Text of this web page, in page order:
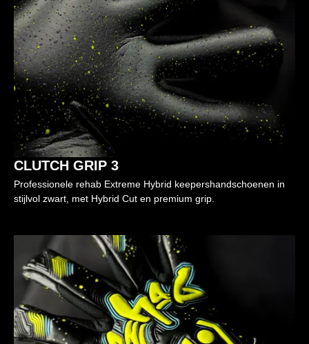
CLUTCH GRIP 3
Professionele rehab Extreme Hybrid keepershandschoenen in
stijlvol zwart, met Hybrid Cut en premium grip.